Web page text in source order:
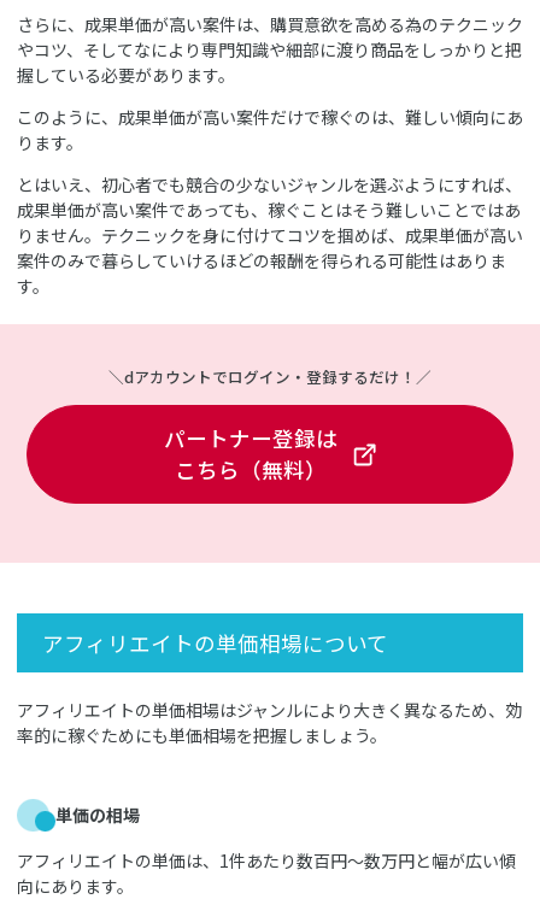
さらに、成果単価が高い案件は、購買意欲を高める為のテクニック
やコツ、そしてなにより専門知識や細部に渡り商品をしっかりと把
握している必要があります。
このように、成果単価が高い案件だけで稼ぐのは、難しい傾向にあ
ります。
とはいえ、初心者でも競合の少ないジャンルを選ぶようにすれば、
成果単価が高い案件であっても、稼ぐことはそう難しいことではあ
りません。テクニックを身に付けてコツを掴めば、成果単価が高い
案件のみで暮らしていけるほどの報酬を得られる可能性はありま
す。
＼dアカウントでログイン・登録するだけ！／
パートナー登録は
こちら（無料）
アフィリエイトの単価相場について
アフィリエイトの単価相場はジャンルにより大きく異なるため、効
率的に稼ぐためにも単価相場を把握しましょう。
単価の相場
アフィリエイトの単価は、1件あたり数百円～数万円と幅が広い傾
向にあります。